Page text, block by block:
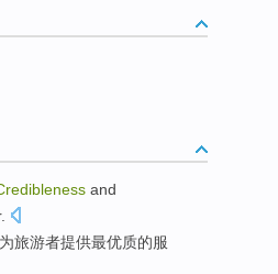
and
为旅游者提供最优质的服